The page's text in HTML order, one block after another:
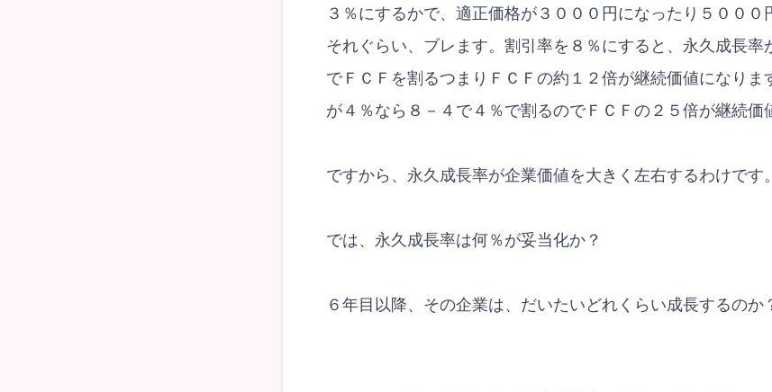
３％にするかで、適正価格が３０００円になったり５０００
それぐらい、ブレます。割引率を８％にすると、永久成長率
でＦＣＦを割るつまりＦＣＦの約１２倍が継続価値になりま
が４％なら８－４で４％で割るのでＦＣＦの２５倍が継続価
ですから、永久成長率が企業価値を大きく左右するわけです。
では、永久成長率は何％が妥当化か？
６年目以降、その企業は、だいたいどれくらい成長するのか